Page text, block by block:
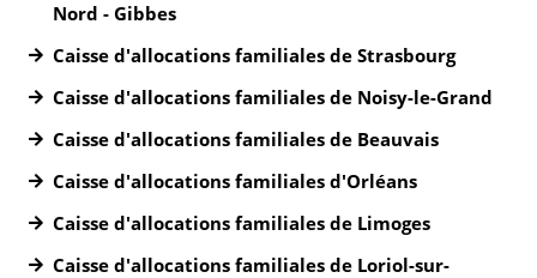
Nord - Gibbes
Caisse d'allocations familiales de Strasbourg
Caisse d'allocations familiales de Noisy-le-Grand
Caisse d'allocations familiales de Beauvais
Caisse d'allocations familiales d'Orléans
Caisse d'allocations familiales de Limoges
Caisse d'allocations familiales de Loriol-sur-